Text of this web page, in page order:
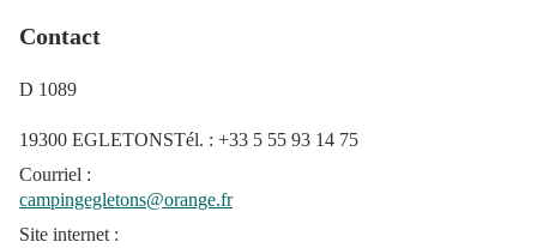
Contact
D 1089
19300 EGLETONSTél. : +33 5 55 93 14 75
Courriel :
campingegletons@orange.fr
Site internet :